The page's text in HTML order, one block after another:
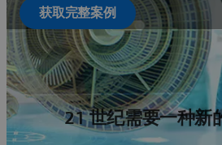
获取完整案例
21 世纪需要一种新